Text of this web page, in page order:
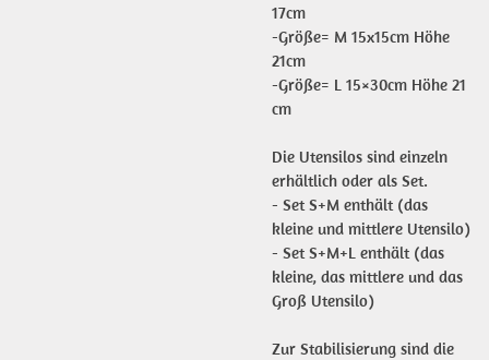
17cm
-Größe= M 15x15cm Höhe
21cm
-Größe= L 15×30cm Höhe 21
cm
Die Utensilos sind einzeln
erhältlich oder als Set.
- Set S+M enthält (das
kleine und mittlere Utensilo)
- Set S+M+L enthält (das
kleine, das mittlere und das
Groß Utensilo)
Zur Stabilisierung sind die